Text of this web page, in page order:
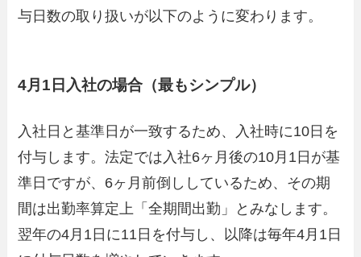
与日数の取り扱いが以下のように変わります。
4月1日入社の場合（最もシンプル）
入社日と基準日が一致するため、入社時に10日を
付与します。法定では入社6ヶ月後の10月1日が基
準日ですが、6ヶ月前倒ししているため、その期
間は出勤率算定上「全期間出勤」とみなします。
翌年の4月1日に11日を付与し、以降は毎年4月1日